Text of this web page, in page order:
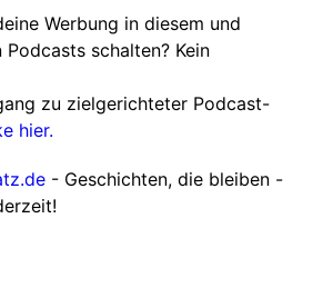
Werbung in diesem und
Podcasts schalten? Kein
zu zielgerichteter Podcast-
hier.
- Geschichten, die bleiben -